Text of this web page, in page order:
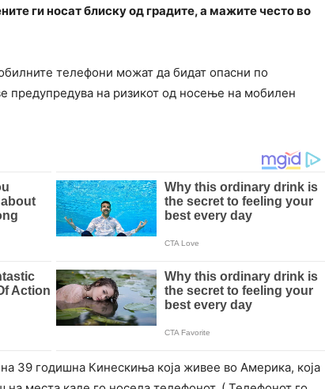
ги носат блиску од градите, а мажите често во
телефони можат да бидат опасни по
предупредува на ризикот од носење на мобилен
39 годишна Кинескиња која живее во Америка, која